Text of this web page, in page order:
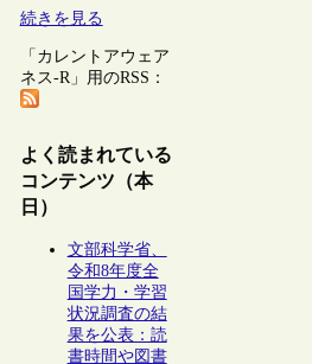
続きを見る
「カレントアウェア
ネス-R」用のRSS：
よく読まれている
コンテンツ（本
日）
文部科学省、
令和8年度全
国学力・学習
状況調査の結
果を公表：読
書時間や図書